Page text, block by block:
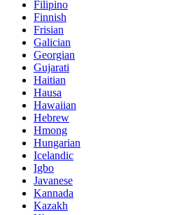
Filipino
Finnish
Frisian
Galician
Georgian
Gujarati
Haitian
Hausa
Hawaiian
Hebrew
Hmong
Hungarian
Icelandic
Igbo
Javanese
Kannada
Kazakh